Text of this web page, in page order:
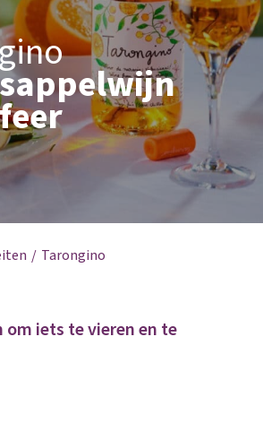
Tarongino
om iets te vieren en te